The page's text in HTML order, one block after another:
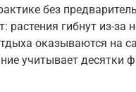
без
растения гибнут из-за
оказываются на
учитывает десятки